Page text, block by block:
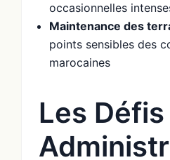
occasionnelles
Maintenance des
points sensibles des
marocaines
Les Défis